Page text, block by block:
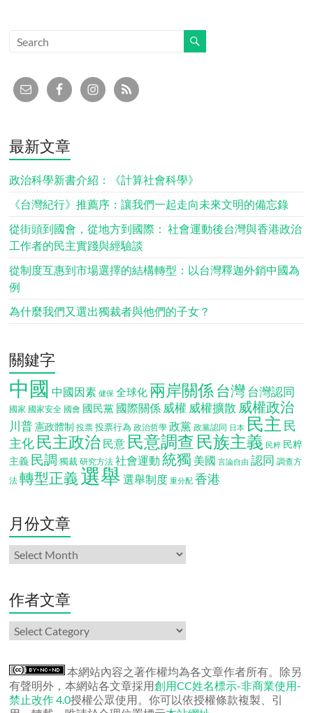
最新文章
政治科學新書介紹：《計算社會科學》
《台灣紀行》推薦序：讓我們一起走向未來文明的備忘錄
從街頭到國會，從地方到國際： 社會運動後台灣與香港政治
工作者的民主實踐與經驗談
從制度互惠到市場選擇的結構轉型：以台灣釋迦外銷中國為
例
為什麼我們又選出獨裁者與他們的子女？
關鍵字
中國 中國因素 健保 全球化 兩岸關係 台灣台灣認同
國家 國家安全 國會 國民黨 國際關係 威權 威權擴散 威權政治
川普 憲政體制 投票 投票行為 政治哲學 政黨 政黨認同 日本 民主 民
主化 民主政治 民意 民意調查 民族主義 民粹 民粹
主義 民調 獨裁 研究方法 社會運動 統獨 美國 言論自由 認同 調查方
法 轉型正義 選舉 選舉制度 重分配 香港
月份文章
月
份
章
作者文章
作
者
章
本網站內容之著作權均為各文章作者所有。除另
有聲明外，本網站各文章採用創用CC姓名標示-非商業使用-
禁止改作 4.0授權公眾使用。你可以依授權條款複製、引